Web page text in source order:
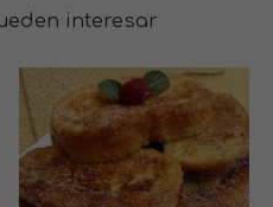
interesar